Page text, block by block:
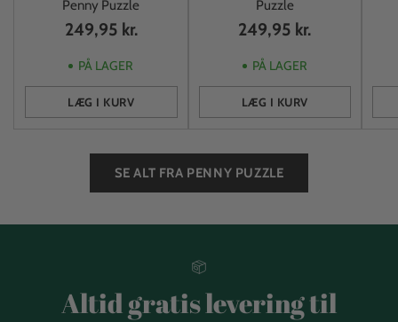
Penny Puzzle
249,95 kr.
PÅ LAGER
LÆG I KURV
Antal
Puzzle
249,95 kr.
PÅ LAGER
LÆG I KURV
Antal
SE ALT FRA PENNY PUZZLE
Altid gratis levering til